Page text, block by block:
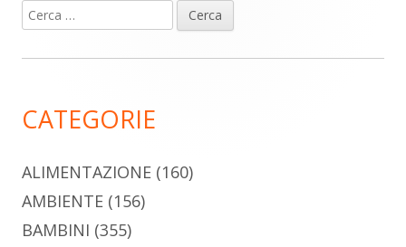
Barra
laterale
Ricerca
per:
CATEGORIE
ALIMENTAZIONE (160)
AMBIENTE (156)
BAMBINI (355)